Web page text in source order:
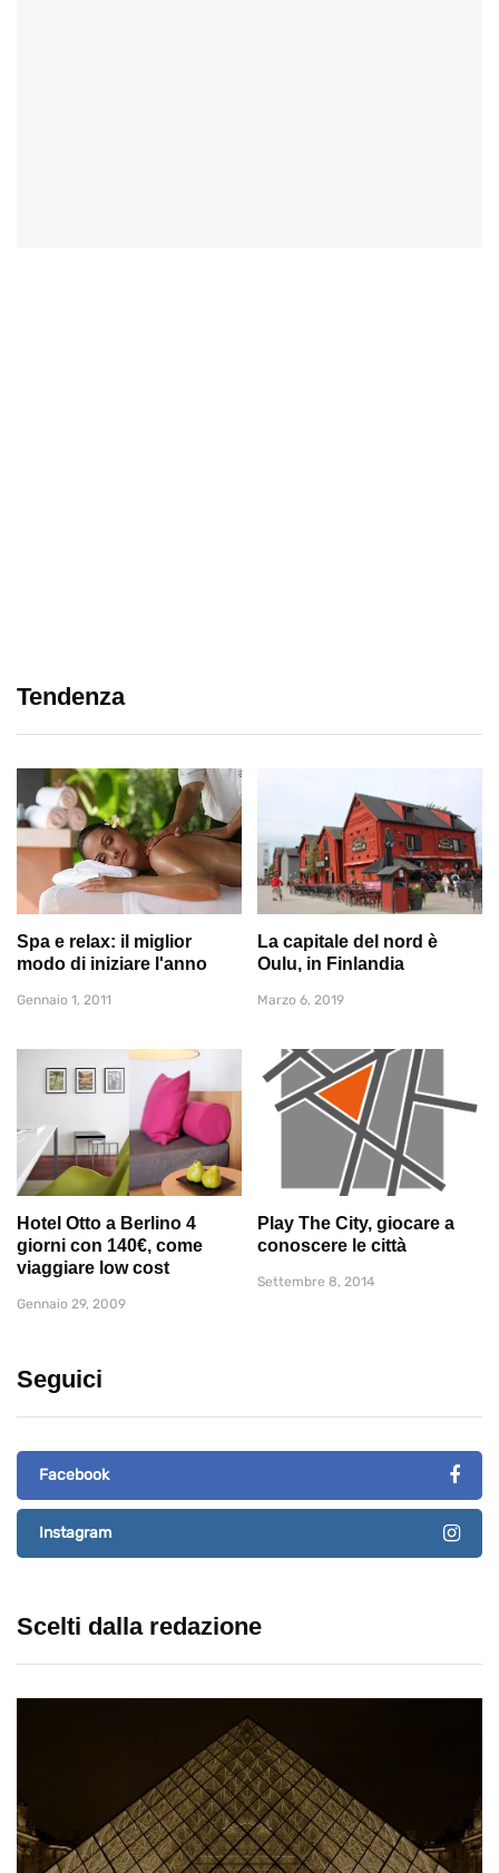
Tendenza
Spa e relax: il miglior
modo di iniziare l'anno
Gennaio 1, 2011
La capitale del nord è
Oulu, in Finlandia
Marzo 6, 2019
Hotel Otto a Berlino 4
giorni con 140€, come
viaggiare low cost
Gennaio 29, 2009
Play The City, giocare a
conoscere le città
Settembre 8, 2014
Seguici
Facebook
Instagram
Scelti dalla redazione